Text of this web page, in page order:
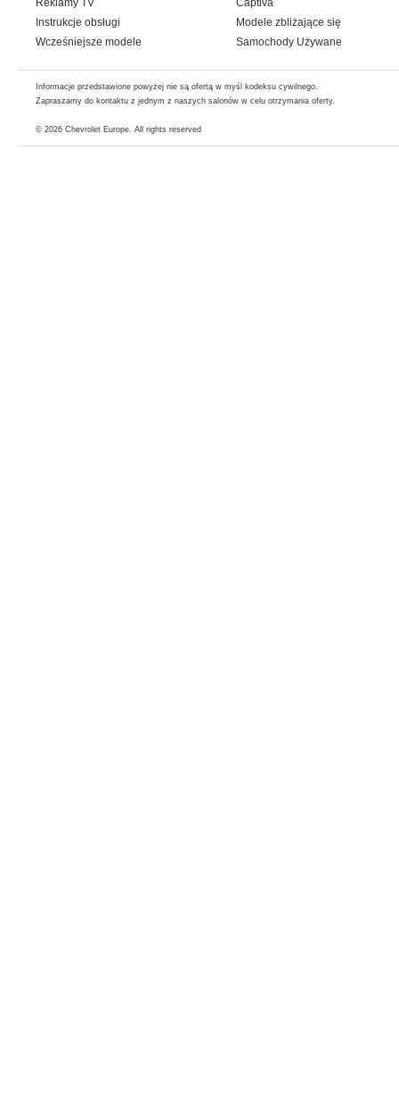
Reklamy TV
Instrukcje obsługi
Wcześniejsze modele
Captiva
Modele zbliżające się
Samochody Używane
Informacje przedstawione powyżej nie są ofertą w myśl kodeksu cywilnego.
Zapraszamy do kontaktu z jednym z naszych salonów w celu otrzymania oferty.
© 2026 Chevrolet Europe. All rights reserved